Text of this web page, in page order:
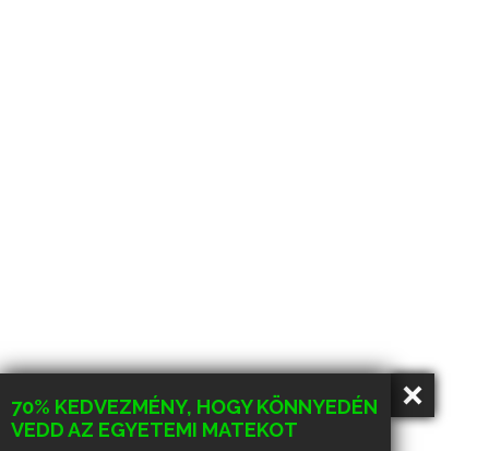
70% KEDVEZMÉNY, HOGY KÖNNYEDÉN
VEDD AZ EGYETEMI MATEKOT